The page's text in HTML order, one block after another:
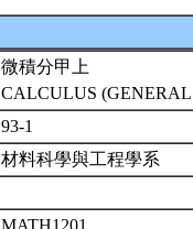
微積分甲上
CALCULUS
93-1
材料科學與工程學系
MATH1201